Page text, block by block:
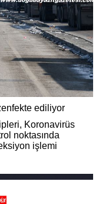
ediliyor
Koronavirüs
noktasında
işlemi